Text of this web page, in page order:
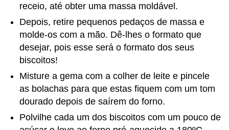
receio, até obter uma massa moldável.
Depois, retire pequenos pedaços de massa e
molde-os com a mão. Dê-lhes o formato que
desejar, pois esse será o formato dos seus
biscoitos!
Misture a gema com a colher de leite e pincele
as bolachas para que estas fiquem com um tom
dourado depois de saírem do forno.
Polvilhe cada um dos biscoitos com um pouco de